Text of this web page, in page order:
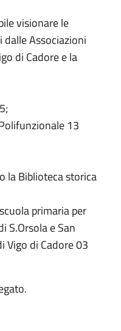
visionare le
Associazioni
di Cadore e la
13
la Biblioteca storica
primaria per
S.Orsola e San
Vigo di Cadore 03